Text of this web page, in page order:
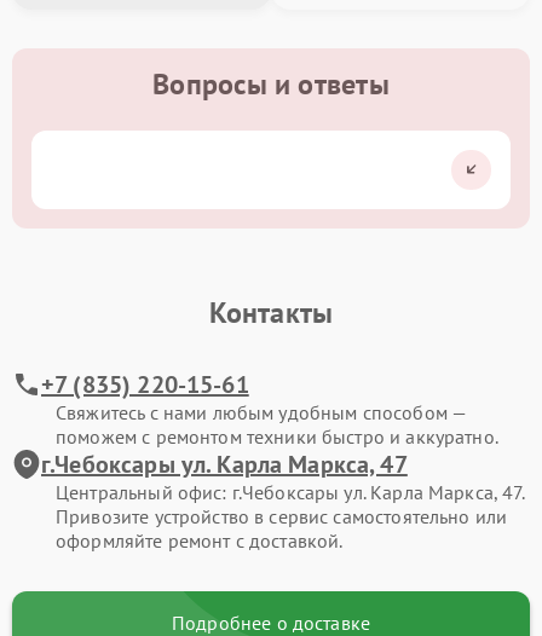
Вопросы и ответы
Контакты
+7 (835) 220-15-61
Свяжитесь с нами любым удобным способом —
поможем с ремонтом техники быстро и аккуратно.
г.Чебоксары ул. Карла Маркса, 47
Центральный офис: г.Чебоксары ул. Карла Маркса, 47.
Привозите устройство в сервис самостоятельно или
оформляйте ремонт с доставкой.
Подробнее о доставке